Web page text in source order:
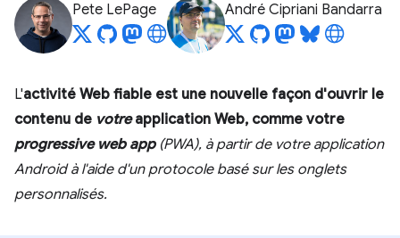
Pete LePage André Cipriani Bandarra
L'activité Web fiable est une nouvelle façon d'ouvrir le
contenu de votreapplication Web, comme votre
progressive web app(PWA), à partir de votreapplication
Android à l'aide d'un protocole basé sur les onglets
personnalisés.